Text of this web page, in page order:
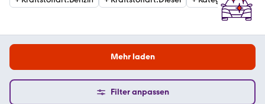
Mehr laden
Filter anpassen